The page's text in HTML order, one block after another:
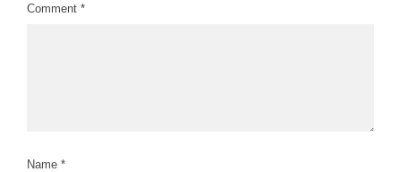
Comment *
Name *